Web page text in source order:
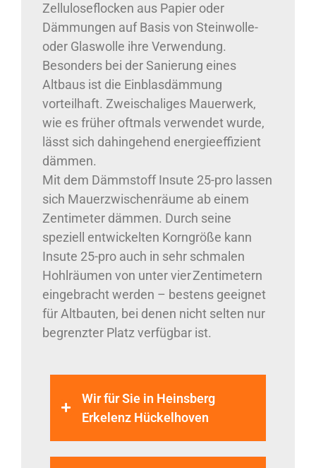
Zelluloseflocken aus Papier oder
Dämmungen auf Basis von Steinwolle-
oder Glaswolle ihre Verwendung.
Besonders bei der Sanierung eines
Altbaus ist die Einblasdämmung
vorteilhaft. Zweischaliges Mauerwerk,
wie es früher oftmals verwendet wurde,
lässt sich dahingehend energieeffizient
dämmen.
Mit dem Dämmstoff Insute 25-pro lassen
sich Mauerzwischenräume ab einem
Zentimeter dämmen. Durch seine
speziell entwickelten Korngröße kann
Insute 25-pro auch in sehr schmalen
Hohlräumen von unter vier Zentimetern
eingebracht werden – bestens geeignet
für Altbauten, bei denen nicht selten nur
begrenzter Platz verfügbar ist.
Wir für Sie in Heinsberg
Erkelenz Hückelhoven